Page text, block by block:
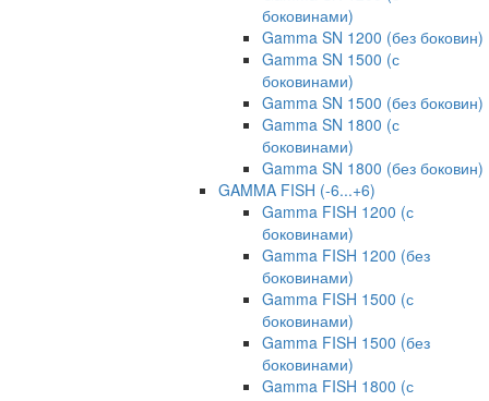
боковинами)
Gamma SN 1200 (без боковин)
Gamma SN 1500 (с
боковинами)
Gamma SN 1500 (без боковин)
Gamma SN 1800 (с
боковинами)
Gamma SN 1800 (без боковин)
GAMMA FISH (-6...+6)
Gamma FISH 1200 (с
боковинами)
Gamma FISH 1200 (без
боковинами)
Gamma FISH 1500 (с
боковинами)
Gamma FISH 1500 (без
боковинами)
Gamma FISH 1800 (с